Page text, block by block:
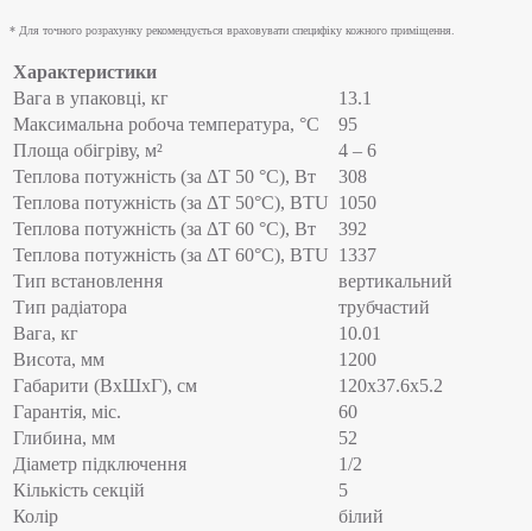
* Для точного розрахунку рекомендується враховувати специфіку кожного приміщення.
Характеристики
Вага в упаковці, кг
13.1
Максимальна робоча температура, °C
95
Площа обігріву, м²
4 – 6
Теплова потужність (за ΔT 50 °C), Вт
308
Теплова потужність (за ΔT 50°С), BTU 1050
Теплова потужність (за ΔT 60 °C), Вт
392
Теплова потужність (за ΔT 60°С), BTU 1337
Тип встановлення
вертикальний
Тип радіатора
трубчастий
Вага, кг
10.01
Висота, мм
1200
Габарити (ВхШхГ), см
120x37.6x5.2
Гарантія, міс.
60
Глибина, мм
52
Діаметр підключення
1/2
Кількість секцій
5
Колір
білий